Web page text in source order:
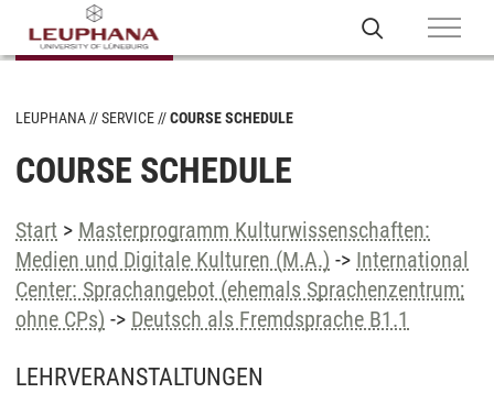
LEUPHANA SERVICE COURSE SCHEDULE
COURSE SCHEDULE
Start > Masterprogramm Kulturwissenschaften:
Medien und Digitale Kulturen (M.A.) -> International
Center: Sprachangebot (ehemals Sprachenzentrum;
ohne CPs) -> Deutsch als Fremdsprache B1.1
LEHRVERANSTALTUNGEN